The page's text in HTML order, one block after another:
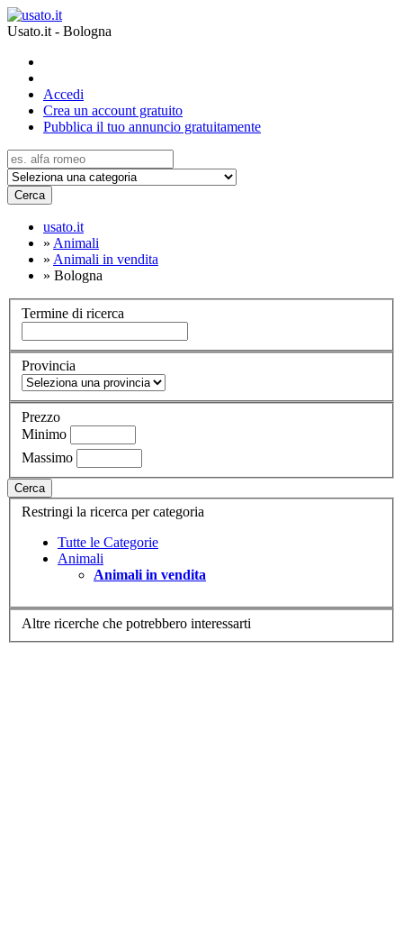
Usato.it - Bologna
Accedi
Crea un account gratuito
Pubblica il tuo annuncio gratuitamente
Cerca
usato.it
» Animali
» Animali in vendita
» Bologna
Termine di ricerca
Provincia
Prezzo
Minimo
Massimo
Cerca
Restringi la ricerca per categoria
Tutte le Categorie
Animali
Animali in vendita
Altre ricerche che potrebbero interessarti